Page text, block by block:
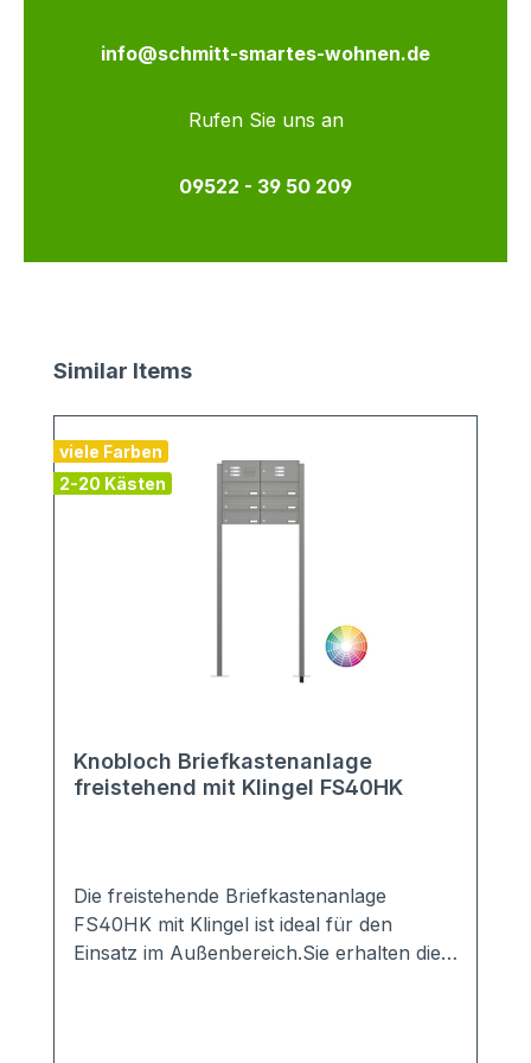
info@schmitt-smartes-wohnen.de
Rufen Sie uns an
09522 - 39 50 209
Produktgalerie überspringen
Similar Items
viele Farben
2-20 Kästen
Knobloch Briefkastenanlage
freistehend mit Klingel FS40HK
Die freistehende Briefkastenanlage
FS40HK mit Klingel ist ideal für den
Einsatz im Außenbereich.Sie erhalten die